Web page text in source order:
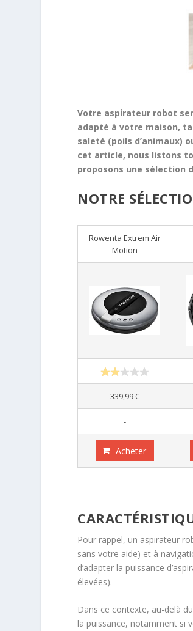
Votre aspirateur robot
adapté à votre maison,
saleté (poils d’animaux)
cet article, nous listons
proposons une sélection
NOTRE
Rowenta Extrem Air
Motion
339,99 €
-
Acheter
Pour rappel, un aspirateur
sans votre aide) et à
d’adapter la puissance
élevées).
Dans ce contexte, au-delà
la puissance, notamment si